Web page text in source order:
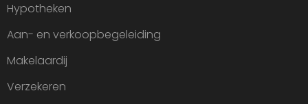
Hypotheken
Aan- en verkoopbegeleiding
Makelaardij
Verzekeren